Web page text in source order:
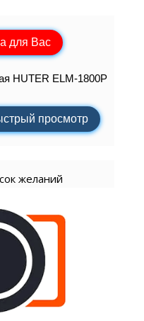
для Вас
HUTER ELM-1800P
просмотр
желаний